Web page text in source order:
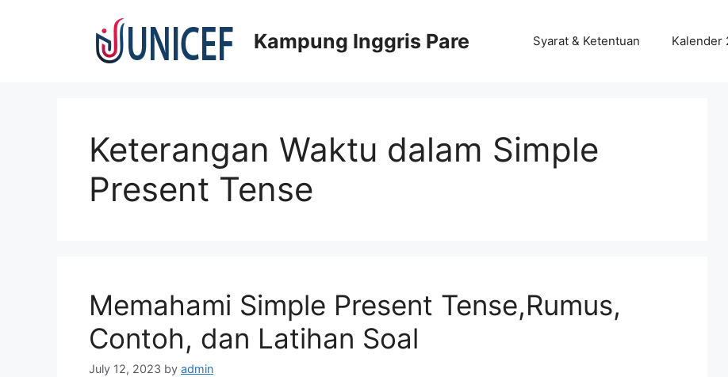
Kampung Inggris Pare Syarat & Ketentuan Kalender
Keterangan Waktu dalam Simple
Present Tense
Memahami Simple Present Tense,Rumus,
Contoh, dan Latihan Soal
July 12, 2023 by admin